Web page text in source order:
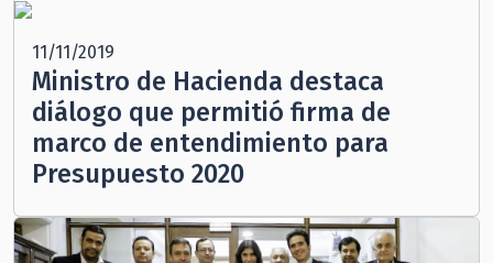
11/11/2019
Ministro de Hacienda destaca
diálogo que permitió firma de
marco de entendimiento para
Presupuesto 2020